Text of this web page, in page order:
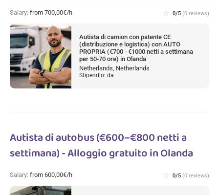
Salary: from 700,00€/h star_border 0/5 (0 reviews)
Autista di camion con patente CE
(distribuzione e logistica) con AUTO
PROPRIA (€700 - €1000 netti a settimana
per 50-70 ore) in Olanda
Netherlands, Netherlands
Stipendio: da
Autista di autobus (€600–€800 netti a
settimana) - Alloggio gratuito in Olanda
Salary: from 600,00€/h star_border 0/5 (0 reviews)